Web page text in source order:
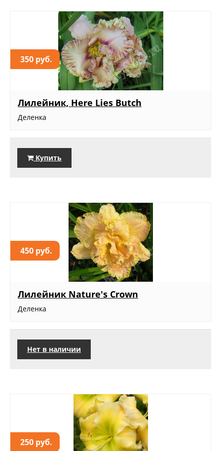
350 руб.
Лилейник, Here Lies Butch
Деленка
Купить
450 руб.
Лилейник Nature's Crown
Деленка
Нет в наличии
250 руб.